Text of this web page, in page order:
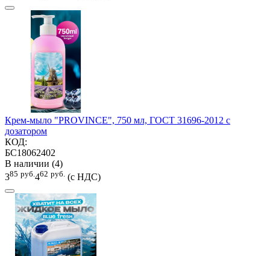
Крем-мыло "PROVINCE", 750 мл, ГОСТ 31696-2012 с
дозатором
КОД:
БС18062402
В наличии (4)
385 руб.462 руб. (с НДС)